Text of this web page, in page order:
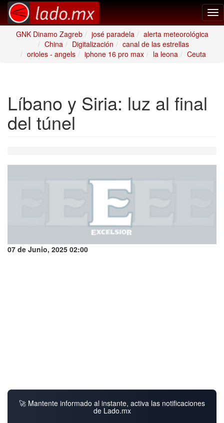
GNK Dinamo Zagreb
josé paradela
alerta meteorológica
China
Digitalización
canal de las estrellas
orioles - angels
iphone 16 pro max la leona Ceuta
Líbano y Siria: luz al final
del túnel
07 de Junio, 2025 02:00
🚀 Mantente informado al instante, activa las notificaciones
de Lado.mx